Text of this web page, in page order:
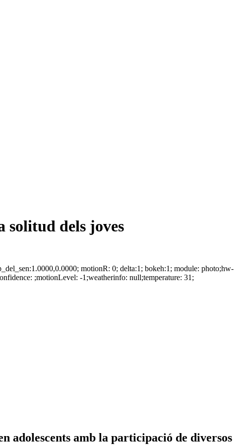
solitud dels joves
motionR: 0; delta:1; bokeh:1; module: photo;hw-
;motionLevel: -1;weatherinfo: null;temperature: 31;
adolescents amb la participació de diversos